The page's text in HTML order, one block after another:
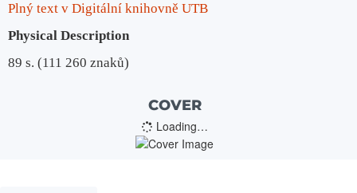
Plný text v Digitální knihovně UTB
Physical Description
89 s. (111 260 znaků)
COVER
Loading…